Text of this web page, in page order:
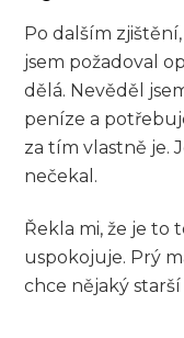
Po dalším
jsem požadoval
dělá. Nevěděl
peníze a
za tím vlastně je.
nečekal.
Řekla mi, že je to
uspokojuje. Prý
chce nějaký